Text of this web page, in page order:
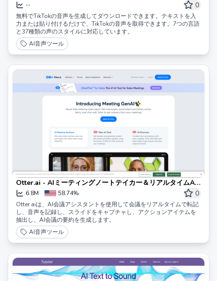
-- 0
無料でTikTokの音声を生成してダウンロードできます。テキストを入
力または貼り付けるだけで、TikTokの音声を取得できます。7つの言語
と37種類の声のスタイルに対応しています。
AI音声ツール
Otter.ai - AIミーティングノートテイカー＆リアルタイムAI
転写6.8M 58.74% 0
Otter.aiは、AI会議アシスタントを使用して会議をリアルタイムで転記
し、音声を記録し、スライドをキャプチャし、アクションアイテムを
抽出し、AI会議の要約を生成します。
AI音声ツール